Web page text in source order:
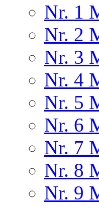
Nr. 1
Nr. 2
Nr. 3
Nr. 4
Nr. 5
Nr. 6
Nr. 7
Nr. 8
Nr. 9